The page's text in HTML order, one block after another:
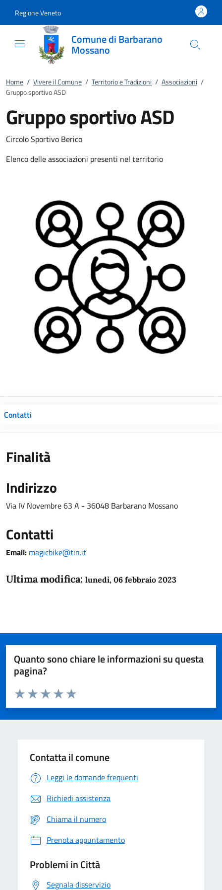
Regione Veneto
Comune di Barbarano
Mossano
Home / Vivere il Comune / Territorio e Tradizioni / Associazioni /
Gruppo sportivo ASD
Gruppo sportivo ASD
Circolo Sportivo Berico
Elenco delle associazioni presenti nel territorio
Contatti
Finalità
Indirizzo
Via IV Novembre 63 A - 36048 Barbarano Mossano
Contatti
Email: magicbike@tin.it
Ultima modifica: lunedì, 06 febbraio 2023
Quanto sono chiare le informazioni su questa
pagina?
Domanda
Valuta da 1 a 5 stelle la pagina
Valuta 5 stelle su 5
Valuta 4 stelle su 5
Valuta 3 stelle su 5
Valuta 2 stelle su 5
Valuta 1 stelle su 5
Contatta il comune
Leggi le domande frequenti
Richiedi assistenza
Chiama il numero
Prenota appuntamento
Problemi in Città
Segnala disservizio